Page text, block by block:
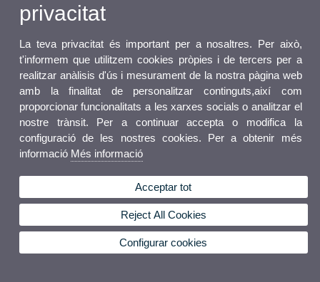
privacitat
La teva privacitat és important per a nosaltres. Per això,
t'informem que utilitzem cookies pròpies i de tercers per a
realitzar anàlisis d'ús i mesurament de la nostra pàgina web
amb la finalitat de personalitzar continguts,així com
proporcionar funcionalitats a les xarxes socials o analitzar el
nostre trànsit. Per a continuar accepta o modifica la
configuració de les nostres cookies. Per a obtenir més
informació Més informació
Acceptar tot
Reject All Cookies
Configurar cookies